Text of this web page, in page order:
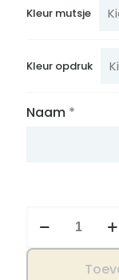
Kleur mutsje
Kleur opdruk
Naam *
met